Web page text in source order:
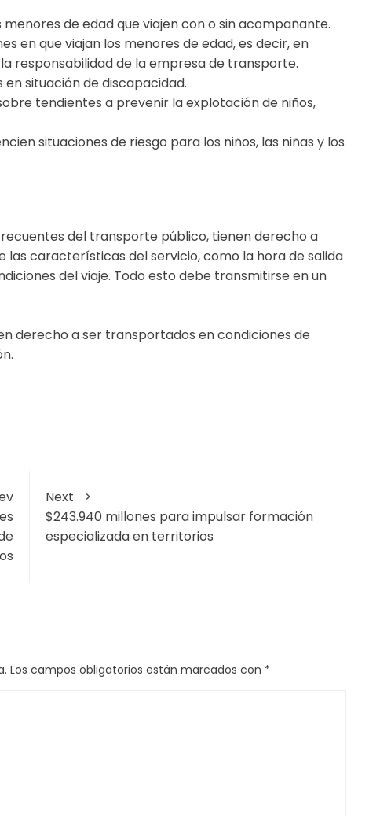
de edad que viajen con o sin acompañante.
en que viajan los menores de edad, es decir, en
responsabilidad de la empresa de transporte.
situación de discapacidad.
tendientes a prevenir la explotación de niños,
situaciones de riesgo para los niños, las niñas y los
del transporte público, tienen derecho a
características del servicio, como la hora de salida
del viaje. Todo esto debe transmitirse en un
derecho a ser transportados en condiciones de
Next
$243.940 millones para impulsar formación
especializada en territorios
Los campos obligatorios están marcados con *